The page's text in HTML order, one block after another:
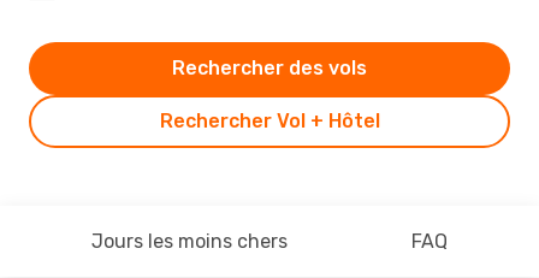
Rechercher Vol + Hôtel
Rechercher des vols
Jours les moins chers FAQ